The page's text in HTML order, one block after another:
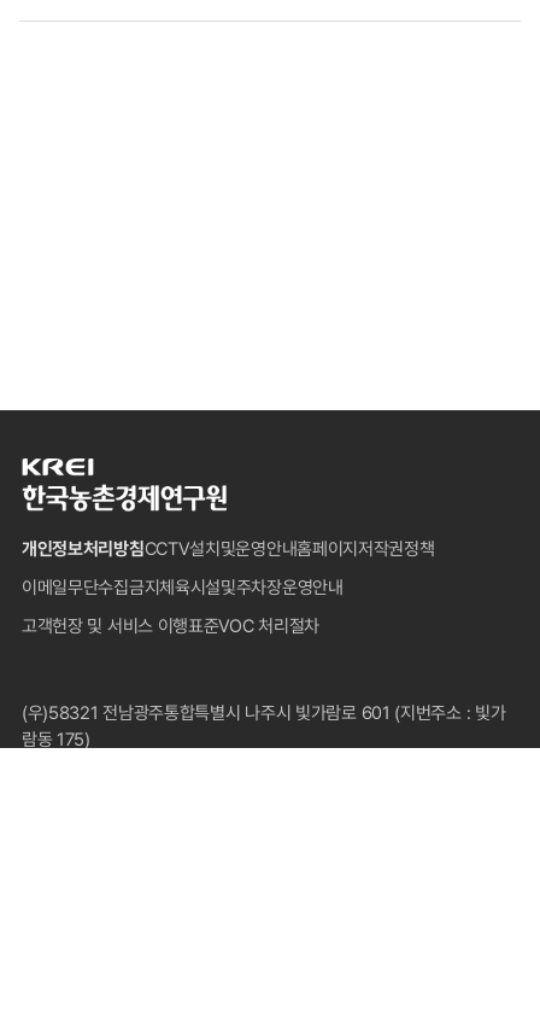
한
국
촌
경
제
연
푸
터
개인정보처리방침CCTV설치및운영안내홈페이지저작권정책
이메일무단수집금지체육시설및주차장운영안내
고객헌장 및 서비스 이행표준VOC 처리절차
(우)58321 전남광주통합특별시 나주시 빛가람로 601 (지번주소 : 빛가
람동 175)